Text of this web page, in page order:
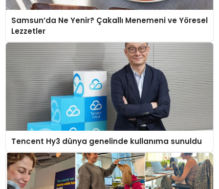
Samsun’da Ne Yenir? Çakallı Menemeni ve Yöresel
Lezzetler
Tencent Hy3 dünya genelinde kullanıma sunuldu